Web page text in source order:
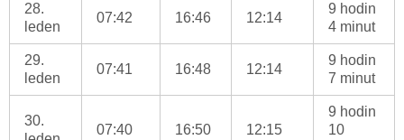
28.
leden
07:42 16:46 12:14
9 hodin
4 minut
29.
leden
07:41 16:48 12:14
9 hodin
7 minut
30.
07:40 16:50 12:15
9 hodin
10